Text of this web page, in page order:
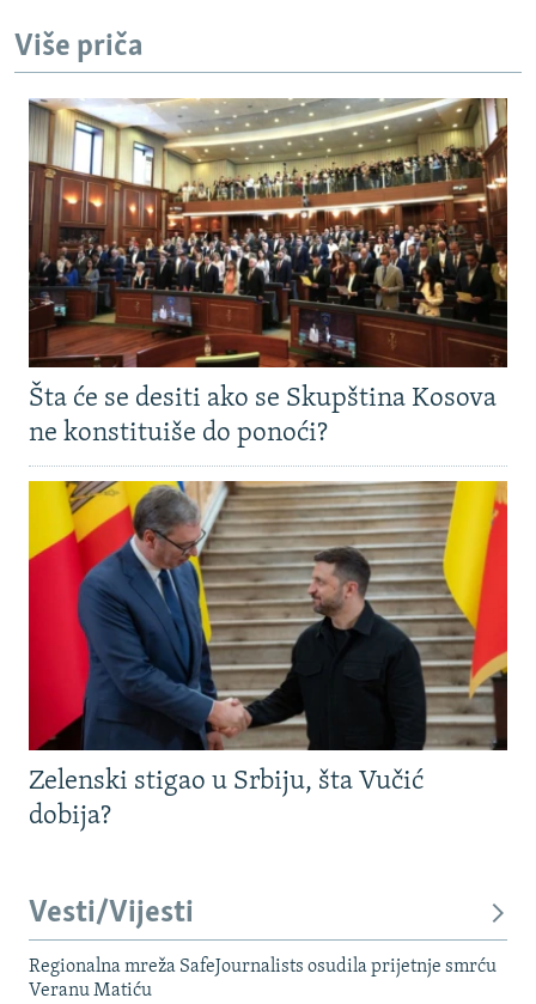
Više priča
Šta će se desiti ako se Skupština Kosova
ne konstituiše do ponoći?
Zelenski stigao u Srbiju, šta Vučić
dobija?
Vesti/Vijesti
Regionalna mreža SafeJournalists osudila prijetnje smrću
Veranu Matiću